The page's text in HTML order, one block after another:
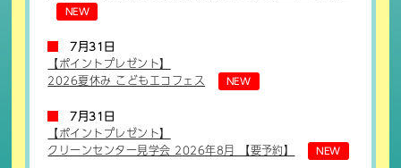
NEW
7月31日
【ポイントプレゼント】
2026夏休み こどもエコフェス
NEW
7月31日
【ポイントプレゼント】
クリーンセンター見学会 2026年8月 【要予約】
NEW